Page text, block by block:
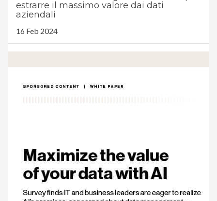
estrarre il massimo valore dai dati
aziendali
16 Feb 2024